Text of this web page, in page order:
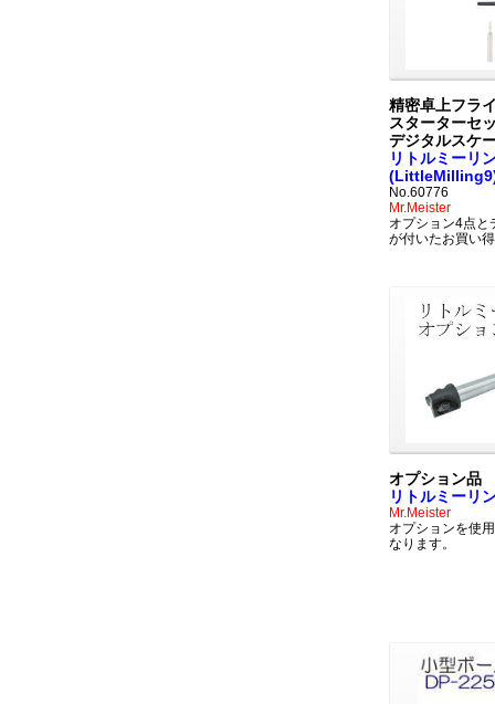
精密卓上フラ
スターターセ
デジタルスケ
リトルミーリ
No.60776
Mr.Meister
オプション4点と
が付いたお買い
オプション品
リトルミーリ
Mr.Meister
オプションを使
なります。